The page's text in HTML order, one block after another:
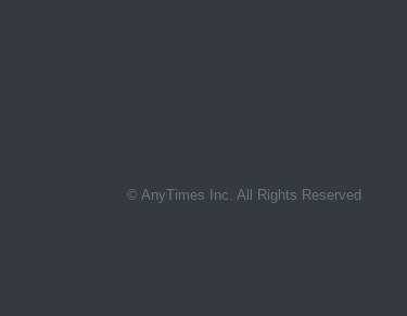
© AnyTimes Inc. All Rights Reserved